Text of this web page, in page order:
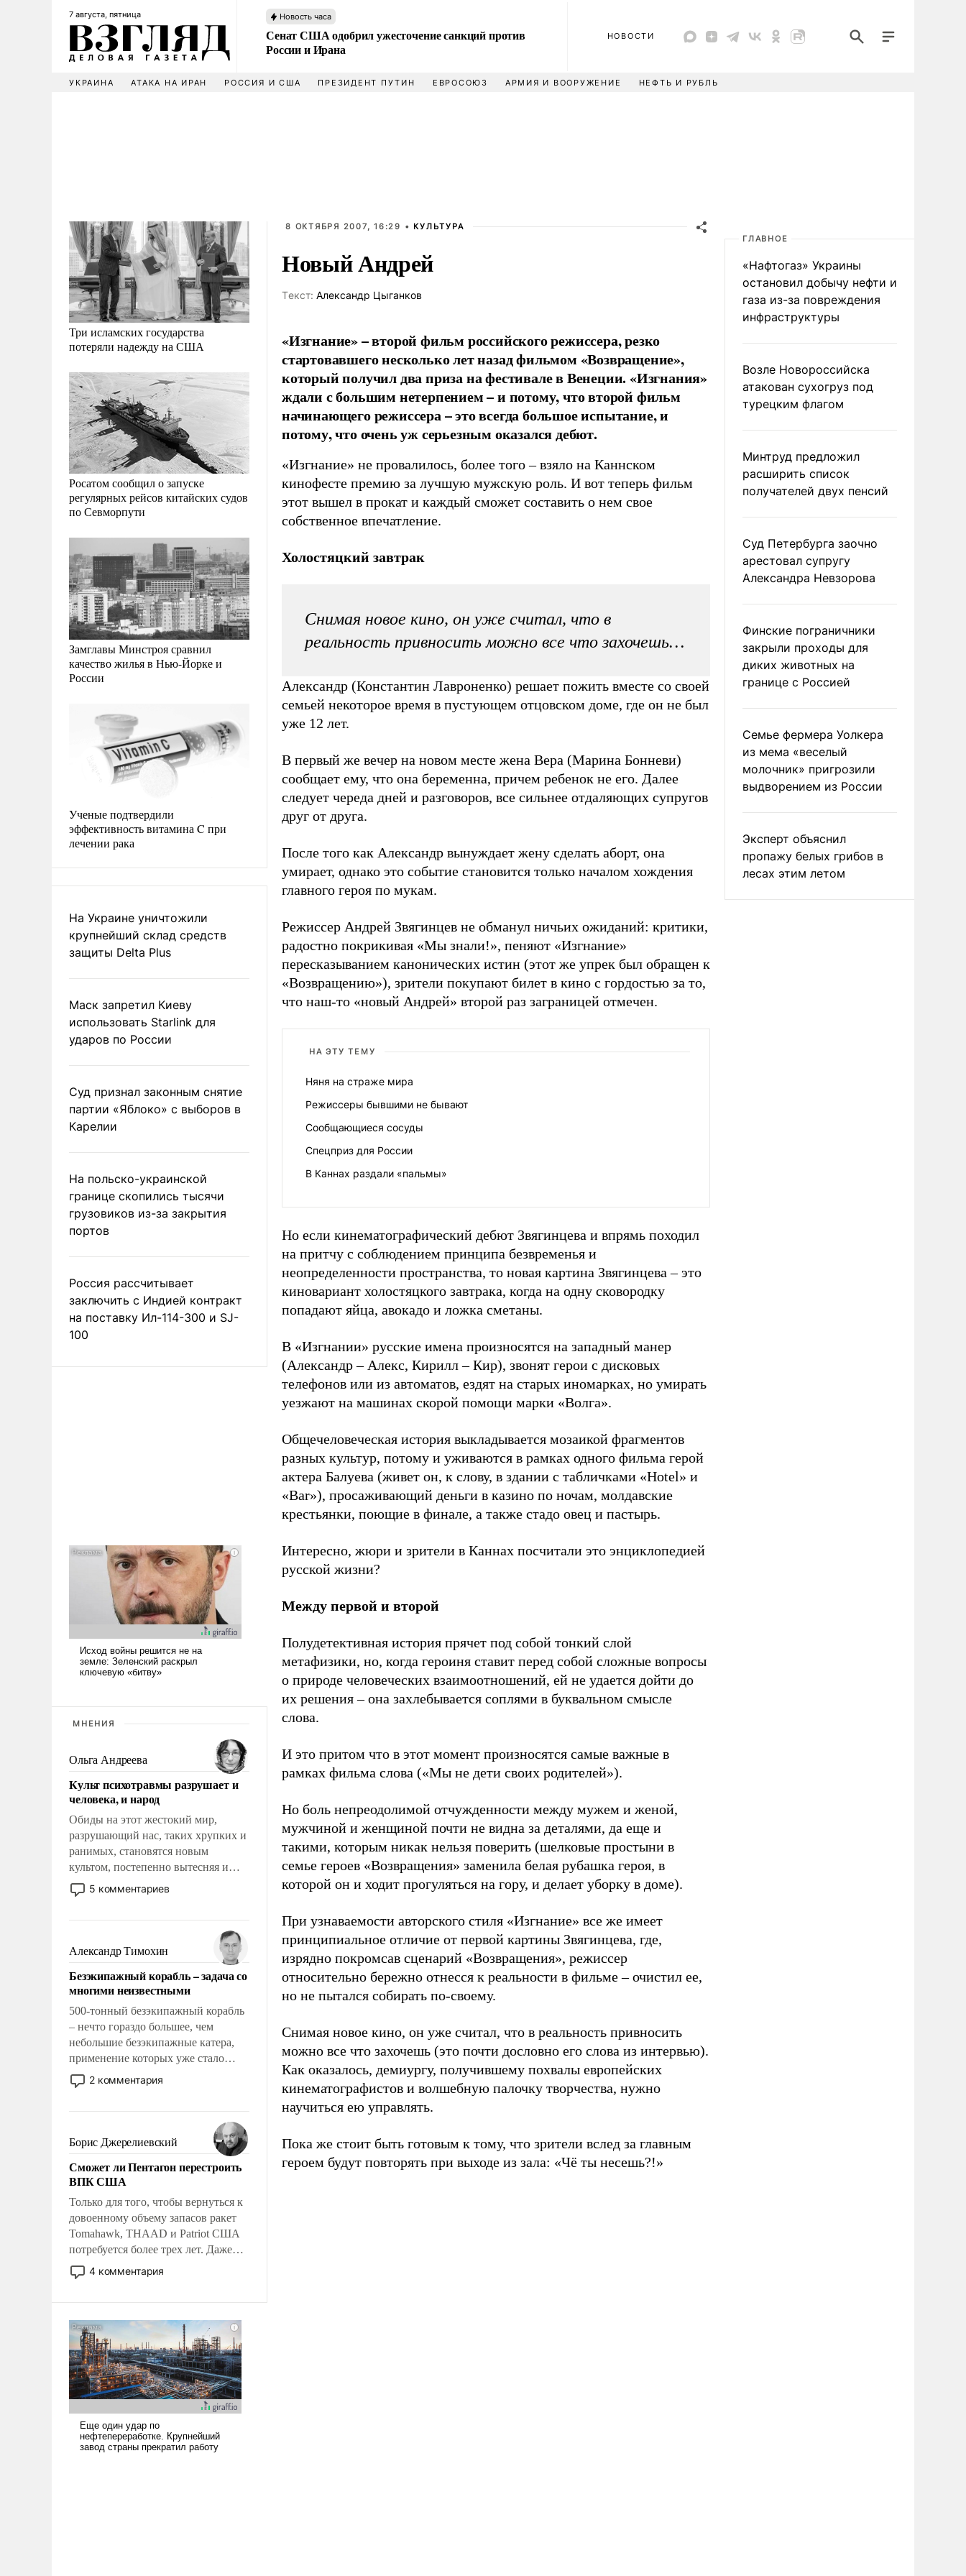
7 августа, пятница Новость часа
Сенат США одобрил ужесточение санкций против
России и Ирана
НОВОСТИ
УКРАИНА АТАКА НА ИРАН РОССИЯ И США ПРЕЗИДЕНТ ПУТИН ЕВРОСОЮЗ АРМИЯ И ВООРУЖЕНИЕ НЕФТЬ И РУБЛЬ
Три исламских государства
потеряли надежду на США
Росатом сообщил о запуске
регулярных рейсов китайских судов
по Севморпути
Замглавы Минстроя сравнил
качество жилья в Нью-Йорке и
России
Ученые подтвердили
эффективность витамина C при
лечении рака
На Украине уничтожили
крупнейший склад средств
защиты Delta Plus
Маск запретил Киеву
использовать Starlink для
ударов по России
Суд признал законным снятие
партии «Яблоко» с выборов в
Карелии
На польско-украинской
границе скопились тысячи
грузовиков из-за закрытия
портов
Россия рассчитывает
заключить с Индией контракт
на поставку Ил-114-300 и SJ-
100
МНЕНИЯ
Ольга Андреева
Культ психотравмы разрушает и
человека, и народ
Обиды на этот жестокий мир,
разрушающий нас, таких хрупких и
ранимых, становятся новым
культом, постепенно вытесняя и
отменяя традиционное требование к
человеку – быть мужественным и
на себя ответственность, помогать
слабым, идти вперед и
адаптироваться.
5 комментариев
Александр Тимохин
Безэкипажный корабль – задача со
многими неизвестными
500-тонный безэкипажный корабль
– нечто гораздо большее, чем
небольшие безэкипажные катера,
применение которых уже стало
обыденностью. Задача по созданию
такого корабля очень сложна и
реализация радикально поднимет
наши боевые возможности.
2 комментария
Борис Джерелиевский
Сможет ли Пентагон перестроить
ВПК США
Только для того, чтобы вернуться к
довоенному объему запасов ракет
Tomahawk, THAAD и Patriot США
потребуется более трех лет. Даже
небольшая война с Ираном
опустошила американские
уязвимости США, например, перед
Китаем.
4 комментария
8 ОКТЯБРЯ 2007, 16:29 • КУЛЬТУРА
Новый Андрей
Tекст: Александр Цыганков
«Изгнание» – второй фильм российского режиссера, резко
стартовавшего несколько лет назад фильмом «Возвращение»,
который получил два приза на фестивале в Венеции. «Изгнания»
ждали с большим нетерпением – и потому, что второй фильм
начинающего режиссера – это всегда большое испытание, и
потому, что очень уж серьезным оказался дебют.
«Изгнание» не провалилось, более того – взяло на Каннском
кинофесте премию за лучшую мужскую роль. И вот теперь фильм
этот вышел в прокат и каждый сможет составить о нем свое
собственное впечатление.
Холостяцкий завтрак
Снимая новое кино, он уже считал, что в
реальность привносить можно все что захочешь…
Александр (Константин Лавроненко) решает пожить вместе со своей
семьей некоторое время в пустующем отцовском доме, где он не был
уже 12 лет.
В первый же вечер на новом месте жена Вера (Марина Бонневи)
сообщает ему, что она беременна, причем ребенок не его. Далее
следует череда дней и разговоров, все сильнее отдаляющих супругов
друг от друга.
После того как Александр вынуждает жену сделать аборт, она
умирает, однако это событие становится только началом хождения
главного героя по мукам.
Режиссер Андрей Звягинцев не обманул ничьих ожиданий: критики,
радостно покрикивая «Мы знали!», пеняют «Изгнание»
пересказыванием канонических истин (этот же упрек был обращен к
«Возвращению»), зрители покупают билет в кино с гордостью за то,
что наш-то «новый Андрей» второй раз заграницей отмечен.
НА ЭТУ ТЕМУ
Няня на страже мира
Режиссеры бывшими не бывают
Сообщающиеся сосуды
Спецприз для России
В Каннах раздали «пальмы»
Но если кинематографический дебют Звягинцева и впрямь походил
на притчу с соблюдением принципа безвременья и
неопределенности пространства, то новая картина Звягинцева – это
киновариант холостяцкого завтрака, когда на одну сковородку
попадают яйца, авокадо и ложка сметаны.
В «Изгнании» русские имена произносятся на западный манер
(Александр – Алекс, Кирилл – Кир), звонят герои с дисковых
телефонов или из автоматов, ездят на старых иномарках, но умирать
уезжают на машинах скорой помощи марки «Волга».
Общечеловеческая история выкладывается мозаикой фрагментов
разных культур, потому и уживаются в рамках одного фильма герой
актера Балуева (живет он, к слову, в здании с табличками «Hotel» и
«Bar»), просаживающий деньги в казино по ночам, молдавские
крестьянки, поющие в финале, а также стадо овец и пастырь.
Интересно, жюри и зрители в Каннах посчитали это энциклопедией
русской жизни?
Между первой и второй
Полудетективная история прячет под собой тонкий слой
метафизики, но, когда героиня ставит перед собой сложные вопросы
о природе человеческих взаимоотношений, ей не удается дойти до
их решения – она захлебывается соплями в буквальном смысле
слова.
И это притом что в этот момент произносятся самые важные в
рамках фильма слова («Мы не дети своих родителей»).
Но боль непреодолимой отчужденности между мужем и женой,
мужчиной и женщиной почти не видна за деталями, да еще и
такими, которым никак нельзя поверить (шелковые простыни в
семье героев «Возвращения» заменила белая рубашка героя, в
которой он и ходит прогуляться на гору, и делает уборку в доме).
При узнаваемости авторского стиля «Изгнание» все же имеет
принципиальное отличие от первой картины Звягинцева, где,
изрядно покромсав сценарий «Возвращения», режиссер
относительно бережно отнесся к реальности в фильме – очистил ее,
но не пытался собирать по-своему.
Снимая новое кино, он уже считал, что в реальность привносить
можно все что захочешь (это почти дословно его слова из интервью).
Как оказалось, демиургу, получившему похвалы европейских
кинематографистов и волшебную палочку творчества, нужно
научиться ею управлять.
Пока же стоит быть готовым к тому, что зрители вслед за главным
героем будут повторять при выходе из зала: «Чё ты несешь?!»
ГЛАВНОЕ
«Нафтогаз» Украины
остановил добычу нефти и
газа из-за повреждения
инфраструктуры
Возле Новороссийска
атакован сухогруз под
турецким флагом
Минтруд предложил
расширить список
получателей двух пенсий
Суд Петербурга заочно
арестовал супругу
Александра Невзорова
Финские пограничники
закрыли проходы для
диких животных на
границе с Россией
Семье фермера Уолкера
из мема «веселый
молочник» пригрозили
выдворением из России
Эксперт объяснил
пропажу белых грибов в
лесах этим летом